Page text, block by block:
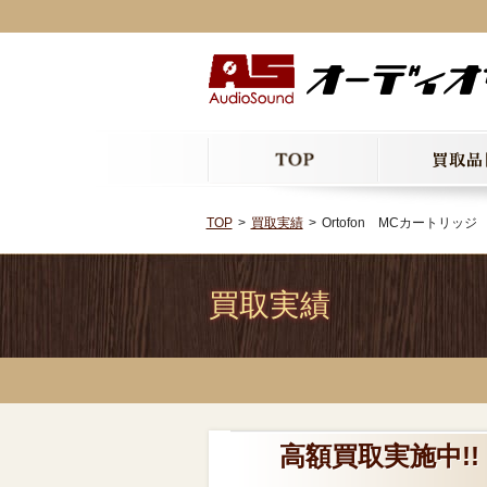
TOP 買取実績 Ortofon MCカートリッ
買取実績
高額買取実施